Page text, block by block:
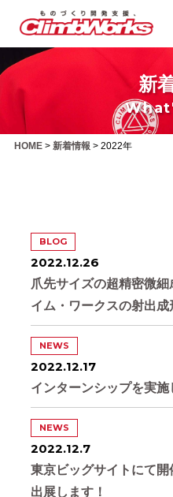
新
HOME> 新着情報 > 2022年
BLOG
2022.12.26
爪先サイズの超精密微
イム・ワークスの射出成
NEWS
2022.12.17
インターンシップを実施
NEWS
2022.12.7
東京ビッグサイトにて
出展します！